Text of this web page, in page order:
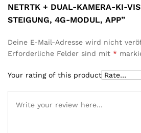
NETRTK + DUAL-KAMERA-KI-
STEIGUNG, 4G-MODUL, APP”
Deine E-Mail-Adresse wird nicht
Erforderliche Felder sind mit *
Your rating of this product